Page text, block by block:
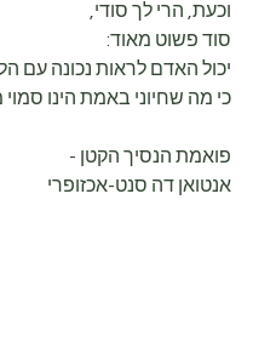
וכעת, הרי לך סודי,
סוד פשוט מאוד:
יכול האדם לראות נכונה עם
כי מה שחיוני באמת הינו סמוי
פואמת הנסיך הקטן -
אנטואן דה סנט-אכזופרי